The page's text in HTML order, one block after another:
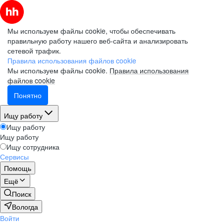
Мы используем файлы cookie, чтобы обеспечивать
правильную работу нашего веб-сайта и анализировать
сетевой трафик.
Правила использования файлов cookie
Мы используем файлы cookie. Правила использования
файлов cookie
Понятно
Ищу работу
Ищу работу
Ищу работу
Ищу сотрудника
Сервисы
Помощь
Ещё
Поиск
Вологда
Войти